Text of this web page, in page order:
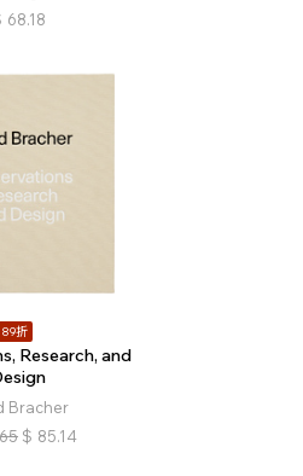
68.18
89折
Research, and
Bracher
$ 85.14